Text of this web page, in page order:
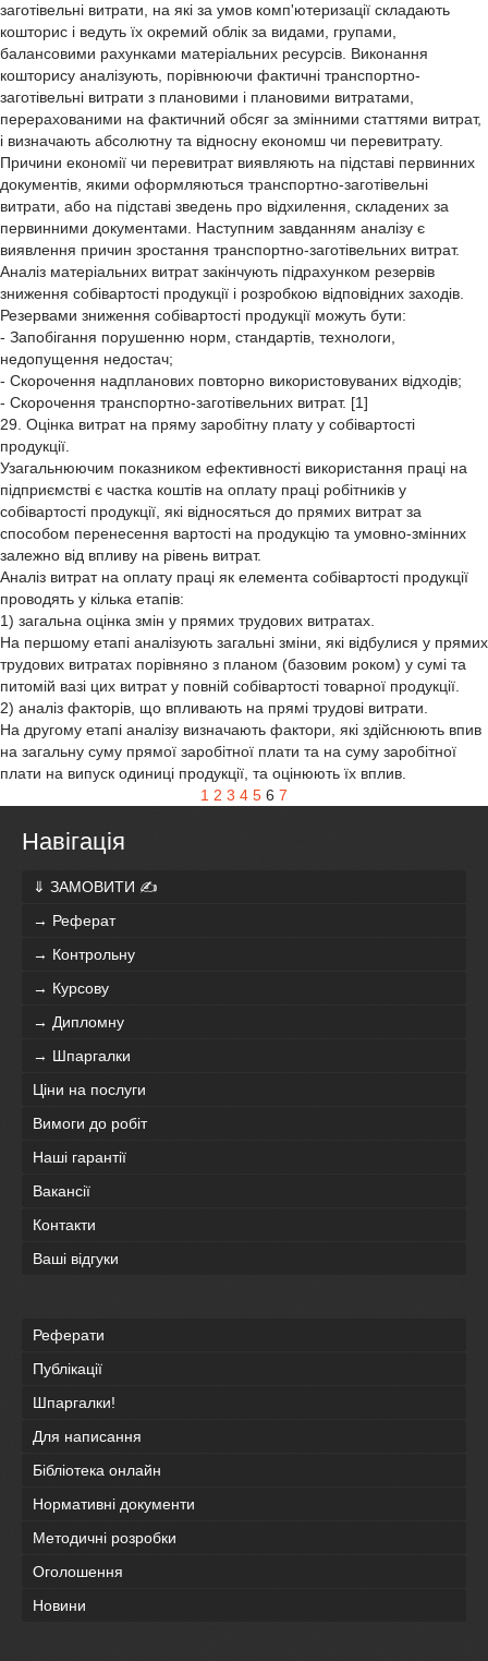
заготівельні витрати, на які за умов комп'ютеризації складають
кошторис і ведуть їх окремий облік за видами, групами,
балансовими рахунками матеріальних ресурсів. Виконання
кошторису аналізують, порівнюючи фактичні транспортно-
заготівельні витрати з плановими і плановими витратами,
перерахованими на фактичний обсяг за змінними статтями витрат,
і визначають абсолютну та відносну економш чи перевитрату.
Причини економії чи перевитрат виявляють на підставі первинних
документів, якими оформляються транспортно-заготівельні
витрати, або на підставі зведень про відхилення, складених за
первинними документами. Наступним завданням аналізу є
виявлення причин зростання транспортно-заготівельних витрат.
Аналіз матеріальних витрат закінчують підрахунком резервів
зниження собівартості продукції і розробкою відповідних заходів.
Резервами зниження собівартості продукції можуть бути:
- Запобігання порушенню норм, стандартів, технологи,
недопущення недостач;
- Скорочення надпланових повторно використовуваних відходів;
- Скорочення транспортно-заготівельних витрат. [1]
29. Оцінка витрат на пряму заробітну плату у собівартості
продукції.
Узагальнюючим показником ефективності використання праці на
підприємстві є частка коштів на оплату праці робітників у
собівартості продукції, які відносяться до прямих витрат за
способом перенесення вартості на продукцію та умовно-змінних
залежно від впливу на рівень витрат.
Аналіз витрат на оплату праці як елемента собівартості продукції
проводять у кілька етапів:
1) загальна оцінка змін у прямих трудових витратах.
На першому етапі аналізують загальні зміни, які відбулися у прямих
трудових витратах порівняно з планом (базовим роком) у сумі та
питомій вазі цих витрат у повній собівартості товарної продукції.
2) аналіз факторів, що впливають на прямі трудові витрати.
На другому етапі аналізу визначають фактори, які здійснюють впив
на загальну суму прямої заробітної плати та на суму заробітної
плати на випуск одиниці продукції, та оцінюють їх вплив.
1 2 3 4 5 6 7
Навігація
⇓ ЗАМОВИТИ ✍
→ Реферат
→ Контрольну
→ Курсову
→ Дипломну
→ Шпаргалки
Ціни на послуги
Вимоги до робіт
Наші гарантії
Вакансії
Контакти
Ваші відгуки
Реферати
Публікації
Шпаргалки!
Для написання
Бібліотека онлайн
Нормативні документи
Методичні розробки
Оголошення
Новини